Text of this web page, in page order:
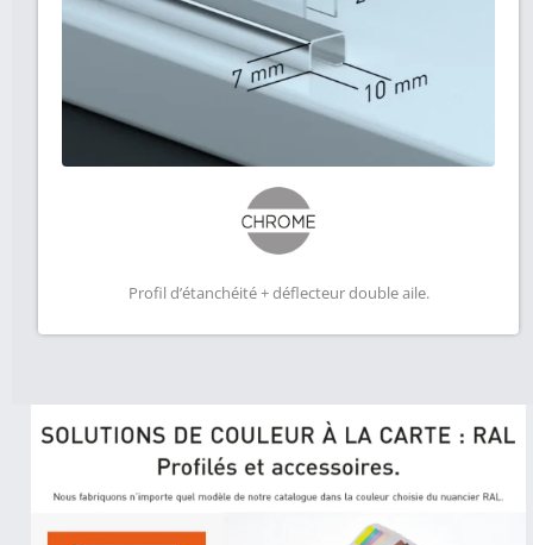
Profil d’étanchéité + déflecteur double aile.